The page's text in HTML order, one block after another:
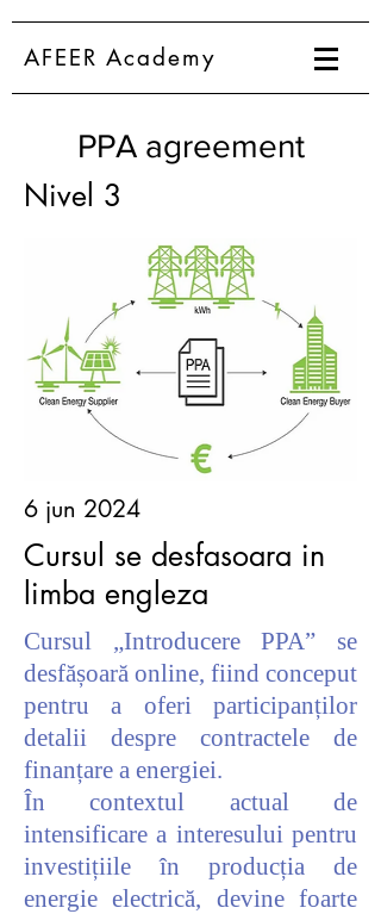
AFEER Academy
PPA agreement
Nivel 3
6 jun 2024
Cursul se desfasoara in
limba engleza
Cursul „Introducere PPA” se
desfășoară online, fiind conceput
pentru a oferi participanților
detalii despre contractele de
finanțare a energiei.
În contextul actual de
intensificare a interesului pentru
investițiile în producția de
energie electrică, devine foarte